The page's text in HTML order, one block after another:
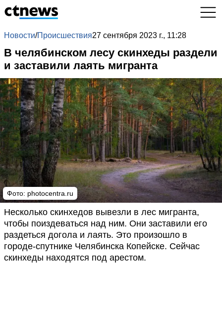
Новости/Происшествия27 сентября 2023 г., 11:28
В челябинском лесу скинхеды раздели
и заставили лаять мигранта
Фото: photocentra.ru
Несколько скинхедов вывезли в лес мигранта,
чтобы поиздеваться над ним. Они заставили его
раздеться догола и лаять. Это произошло в
городе-спутнике Челябинска Копейске. Сейчас
скинхеды находятся под арестом.